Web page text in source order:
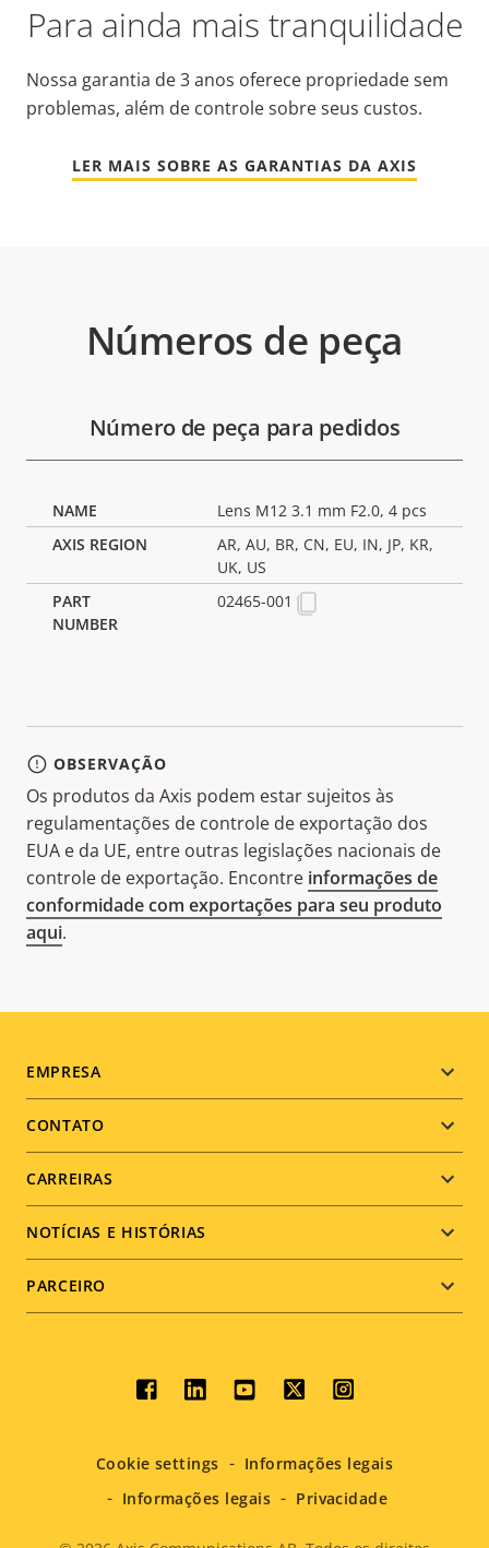
Para ainda mais tranquilidade
Nossa garantia de 3 anos oferece propriedade sem
problemas, além de controle sobre seus custos.
LER MAIS SOBRE AS GARANTIAS DA AXIS
Números de peça
Número de peça para pedidos
Lens M12 3.1 mm F2.0, 4 pcs
AR, AU, BR, CN, EU, IN, JP, KR,
UK, US
02465-001
OBSERVAÇÃO
Os produtos da Axis podem estar sujeitos às
regulamentações de controle de exportação dos
EUA e da UE, entre outras legislações nacionais de
controle de exportação. Encontre informações de
conformidade com exportações para seu produto
aqui.
Footer
menu
EMPRESA
CONTATO
CARREIRAS
NOTÍCIAS E HISTÓRIAS
PARCEIRO
Social
menu
Cookie settings
Informações legais
Informações legais
Privacidade